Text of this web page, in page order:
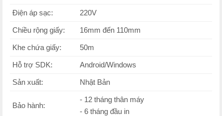
Điện áp sạc: 220V
Chiều rộng giấy: 16mm đến 110mm
Khe chứa giấy: 50m
Hỗ trợ SDK: Android/Windows
Sản xuất: Nhật Bản
Bảo hành:
- 12 tháng thân máy
- 6 tháng đầu in